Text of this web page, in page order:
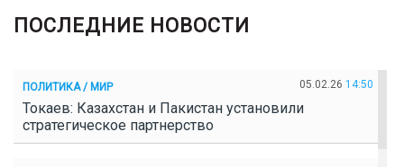
ПОСЛЕДНИЕ НОВОСТИ
ПОЛИТИКА / МИР 05.02.26 14:50
Токаев: Казахстан и Пакистан установили
стратегическое партнерство